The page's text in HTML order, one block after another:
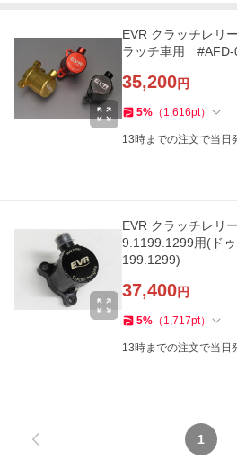
EVR クラッチレリ
ラッチ車用 #AFD-
35,200円
5% （ 1,616pt）
13時までの注文で当日
EVR クラッチレリーズ DUCATI
9.1199.1299用(ド
199.1299)
37,400円
5% （ 1,717pt）
13時までの注文で当日
1